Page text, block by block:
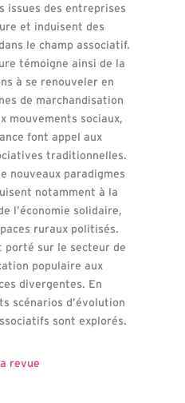
issues des entreprises
et induisent des
le champ associatif.
témoigne ainsi de la
à se renouveler en
de marchandisation
mouvements sociaux,
font appel aux
traditionnelles.
nouveaux paradigmes
notamment à la
l’économie solidaire,
ruraux politisés.
porté sur le secteur de
populaire aux
divergentes. En
scénarios d’évolution
sont explorés.
revue